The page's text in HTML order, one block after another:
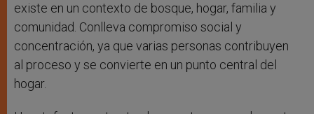
existe en un contexto de bosque, hogar, familia y
comunidad. Conlleva compromiso social y
concentración, ya que varias personas contribuyen
al proceso y se convierte en un punto central del
hogar.